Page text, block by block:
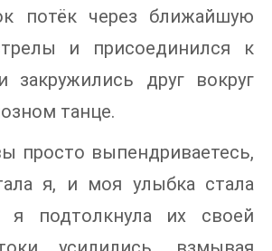
потёк через ближайшую
и присоединился к
закружились друг вокруг
танце.
просто выпендриваетесь,
я, и моя улыбка стала
я подтолкнула их своей